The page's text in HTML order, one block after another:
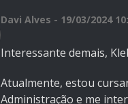
Davi Alves - 19/03/2024
Interessante demais,
Atualmente, estou
Administração e me